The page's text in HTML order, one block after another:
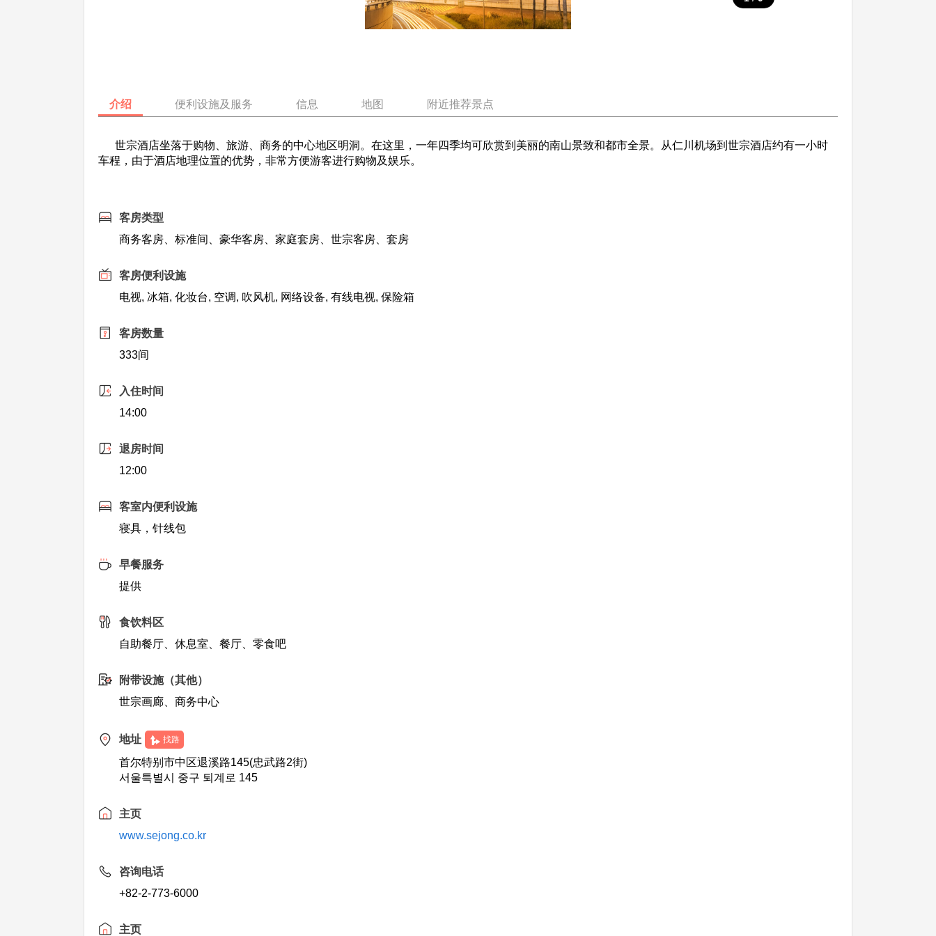
介绍 便利设施及服务 信息 地图 附近推荐景点
世宗酒店坐落于购物、旅游、商务的中心地区明洞。在这里，一年四季均可欣赏到美丽的南山景致和都市全景。从仁川机场到世宗酒店约有一小时
车程，由于酒店地理位置的优势，非常方便游客进行购物及娱乐。
客房类型
商务客房、标准间、豪华客房、家庭套房、世宗客房、套房
客房便利设施
电视, 冰箱, 化妆台, 空调, 吹风机, 网络设备, 有线电视, 保险箱
客房数量
333间
入住时间
14:00
退房时间
12:00
客室内便利设施
寝具，针线包
早餐服务
提供
食饮料区
自助餐厅、休息室、餐厅、零食吧
附带设施（其他）
世宗画廊、商务中心
地址 找路
首尔特别市中区退溪路145(忠武路2街)
서울특별시 중구 퇴계로 145
主页
www.sejong.co.kr
咨询电话
+82-2-773-6000
主页